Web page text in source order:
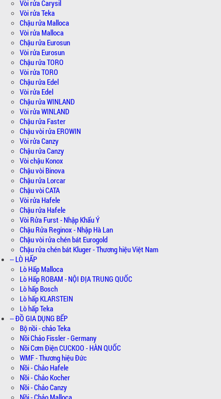
Vòi rửa Carysil
Vòi rửa Teka
Chậu rửa Malloca
Vòi rửa Malloca
Chậu rửa Eurosun
Vòi rửa Eurosun
Chậu rửa TORO
Vòi rửa TORO
Chậu rửa Edel
Vòi rửa Edel
Chậu rửa WINLAND
Vòi rửa WINLAND
Chậu rửa Faster
Chậu vòi rửa EROWIN
Vòi rửa Canzy
Chậu rửa Canzy
Vòi chậu Konox
Chậu vòi Binova
Chậu rửa Lorcar
Chậu vòi CATA
Vòi rửa Hafele
Chậu rửa Hafele
Vòi Rửa Furst - Nhập Khẩu Ý
Chậu Rửa Reginox - Nhập Hà Lan
Chậu vòi rửa chén bát Eurogold
Chậu rửa chén bát Kluger - Thương hiệu Việt Nam
-- LÒ HẤP
Lò Hấp Malloca
Lò Hấp ROBAM - NỘI ĐỊA TRUNG QUỐC
Lò hấp Bosch
Lò hấp KLARSTEIN
Lò hấp Teka
-- ĐỒ GIA DỤNG BẾP
Bộ nồi - chảo Teka
Nồi Chảo Fissler - Germany
Nồi Cơm Điện CUCKOO - HÀN QUỐC
WMF - Thương hiệu Đức
Nồi - Chảo Hafele
Nồi - Chảo Kocher
Nồi - Chảo Canzy
Nồi - Chảo Malloca